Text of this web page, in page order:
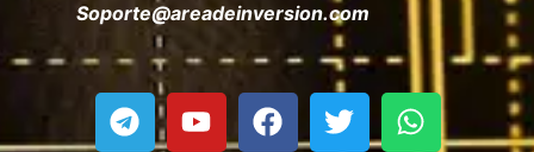
Soporte@areadeinversion.com